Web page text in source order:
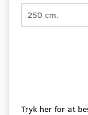
Tryk her for at